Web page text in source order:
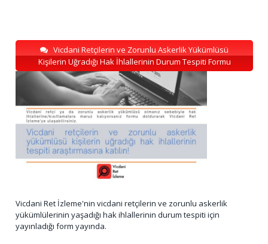
Vicdani Retçilerin ve Zorunlu Askerlik Yükümlüsü
Kişilerin Uğradığı Hak İhlallerinin Durum Tespiti Formu
Vicdani Ret İzleme'nin vicdani retçilerin ve zorunlu askerlik
yükümlülerinin yaşadığı hak ihlallerinin durum tespiti için
yayınladığı form yayında.